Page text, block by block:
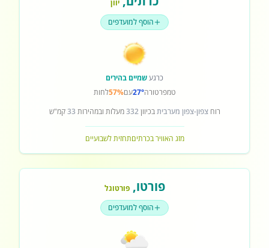
יוון
הוסף למועדפים
כרגעשמיים בהירים
טמפרטורה27°עם57%לחות
רוחצפון-צפון מערביתבכיוון332מעלות ובמהירות 33קמ"ש
מזג האוויר בכרתיםתחזית לשבועיים
פורטו,פורטוגל
הוסף למועדפים